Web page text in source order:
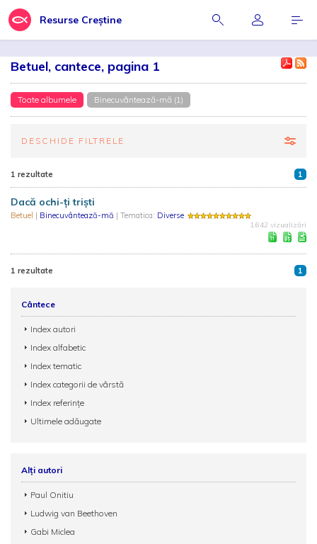
Resurse Creștine
Betuel, cantece, pagina 1
Toate albumele Binecuvântează-mă (1)
DESCHIDE FILTRELE
1 rezultate 1
Dacă ochi-ți triști
Betuel | Binecuvântează-mă | Tematica: Diverse
1.642 vizualizări
1 rezultate 1
Cântece
Index autori
Index alfabetic
Index tematic
Index categorii de vârstă
Index referințe
Ultimele adăugate
Alți autori
Paul Onitiu
Ludwig van Beethoven
Gabi Miclea